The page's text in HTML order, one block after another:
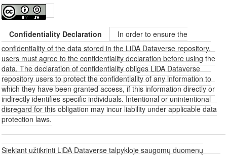
Confidentiality Declaration
In order to ensure the
confidentiality of the data stored in the LiDA Dataverse repository,
users must agree to the confidentiality declaration before using the
data. The declaration of confidentiality obliges LiDA Dataverse
repository users to protect the confidentiality of any information to
which they have been granted access, if this information directly or
indirectly identifies specific individuals. Intentional or unintentional
disregard for this obligation may incur liability under applicable data
protection laws.
Siekiant užtikrinti LiDA Dataverse talpykloje saugomų duomenų